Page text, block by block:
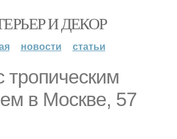
И ДЕКОР
новости статьи
тропическим
в Москве, 57